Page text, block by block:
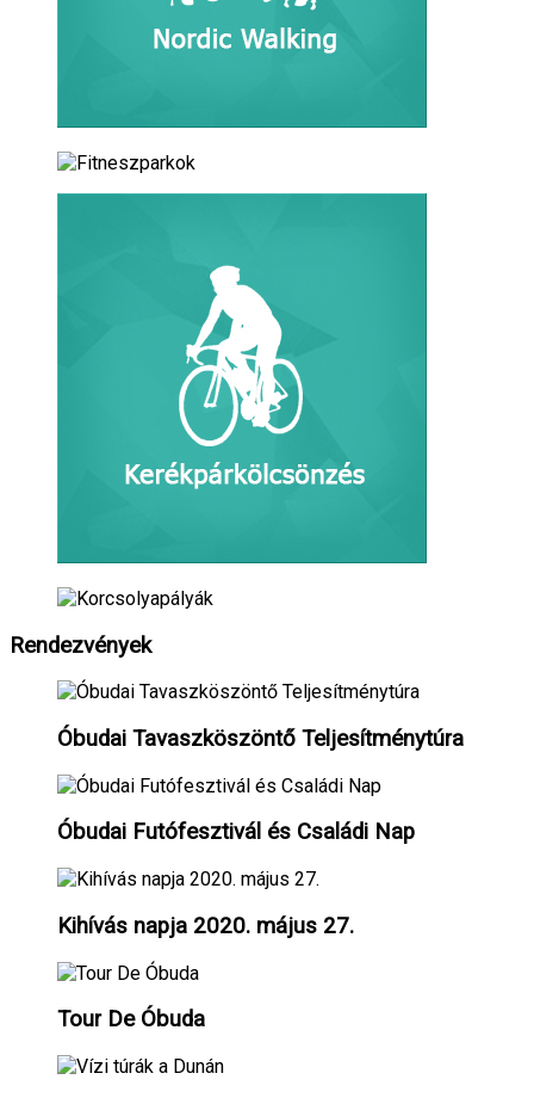
Rendezvények
Óbudai Tavaszköszöntő Teljesítménytúra
Óbudai Futófesztivál és Családi Nap
Kihívás napja 2020. május 27.
Tour De Óbuda